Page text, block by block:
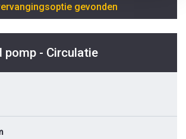
gevonden
pomp - Circulatie